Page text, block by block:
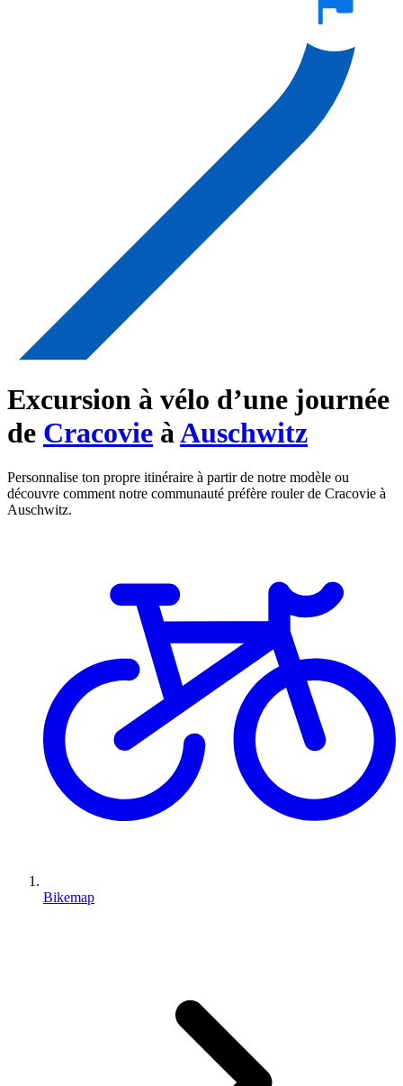
Excursion à vélo d’une journée
de Cracovie àAuschwitz
Personnalise ton propre itinéraire à partir de notre modèle ou
découvre comment notre communauté préfère rouler de Cracovie à
Auschwitz.
Bikemap